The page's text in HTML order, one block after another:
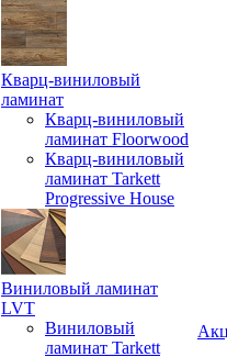
Кварц-виниловый
ламинат
Кварц-виниловый
ламинат Floorwood
Кварц-виниловый
ламинат Tarkett
Progressive House
Виниловый ламинат
LVT
Виниловый
ламинат Tarkett